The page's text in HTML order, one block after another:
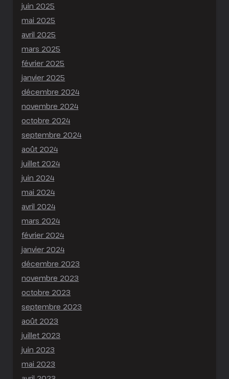
juin 2025
mai 2025
avril 2025
mars 2025
février 2025
janvier 2025
décembre 2024
novembre 2024
octobre 2024
septembre 2024
août 2024
juillet 2024
juin 2024
mai 2024
avril 2024
mars 2024
février 2024
janvier 2024
décembre 2023
novembre 2023
octobre 2023
septembre 2023
août 2023
juillet 2023
juin 2023
mai 2023